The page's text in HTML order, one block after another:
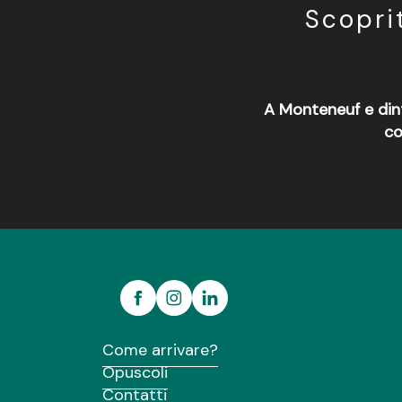
A Monteneuf e
Le Bistrot de la place
Brasserie Le Narval
Bar Brasserie Le Chêne Heleuc
Come arrivare?
Opuscoli
Contatti